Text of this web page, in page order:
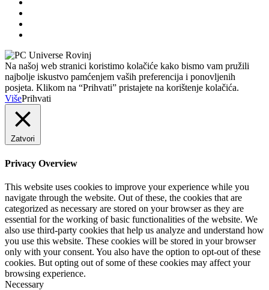
Na našoj web stranici koristimo kolačiće kako bismo vam pružili
najbolje iskustvo pamćenjem vaših preferencija i ponovljenih
posjeta. Klikom na “Prihvati” pristajete na korištenje kolačića.
VišePrihvati
Zatvori
Privacy Overview
This website uses cookies to improve your experience while you
navigate through the website. Out of these, the cookies that are
categorized as necessary are stored on your browser as they are
essential for the working of basic functionalities of the website. We
also use third-party cookies that help us analyze and understand how
you use this website. These cookies will be stored in your browser
only with your consent. You also have the option to opt-out of these
cookies. But opting out of some of these cookies may affect your
browsing experience.
Necessary